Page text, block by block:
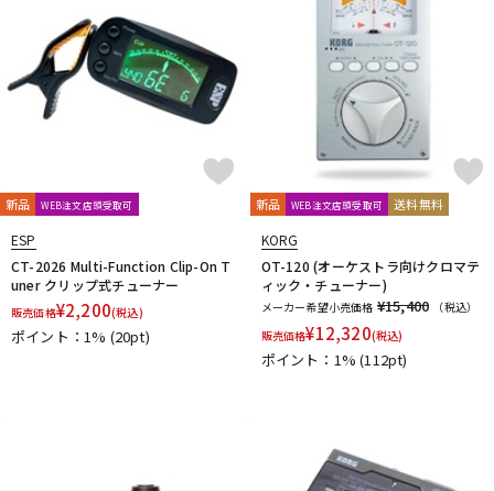
新品 WEB注文店頭受取可
ESP
CT-2026 Multi-Function Clip-On T
uner クリップ式チューナー
販売価格¥2,200(税込)
ポイント：1% (20pt)
新品 WEB注文店頭受取可 送料無料
KORG
OT-120 (オーケストラ向けクロマテ
ィック・チューナー)
メーカー希望小売価格 ¥15,400
（税込）
販売価格¥12,320(税込)
ポイント：1%(112pt)